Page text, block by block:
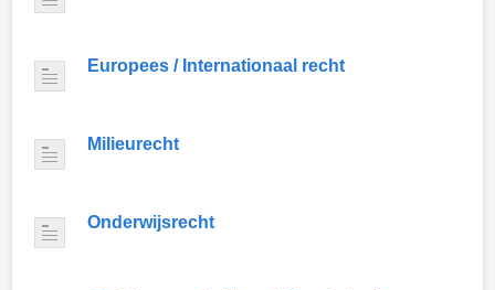
Europees / Internationaal recht
Milieurecht
Onderwijsrecht